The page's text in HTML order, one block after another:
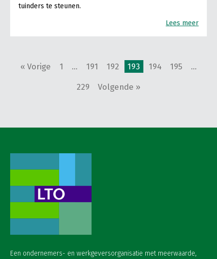
tuinders te steunen.
Lees meer
« Vorige 1 … 191 192 193 194 195 …
229 Volgende »
Een ondernemers- en werkgeversorganisatie met meerwaarde,